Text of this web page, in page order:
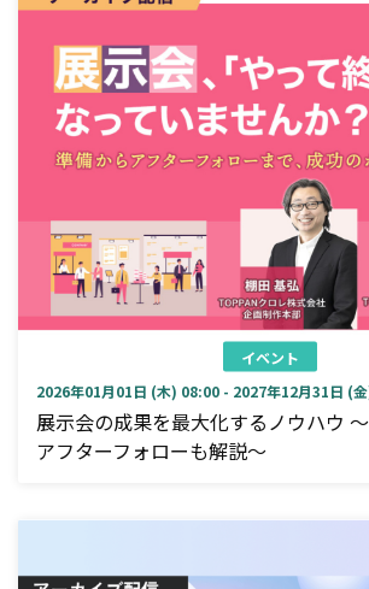
イベント
2026年01月01日 (木) 08:00 - 2027年12月31日 (
展示会の成果を最大化するノウハウ
アフターフォローも解説～